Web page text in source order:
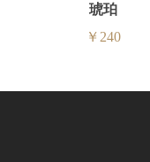
琥珀
￥240